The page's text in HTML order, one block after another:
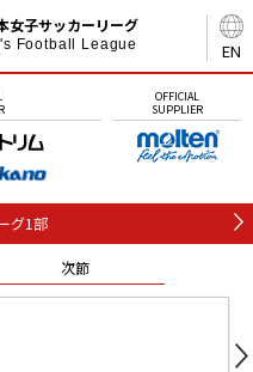
EN
女子サッカーリーグ
Football League
OFFICIAL
SUPPLIER
グ1部
次節